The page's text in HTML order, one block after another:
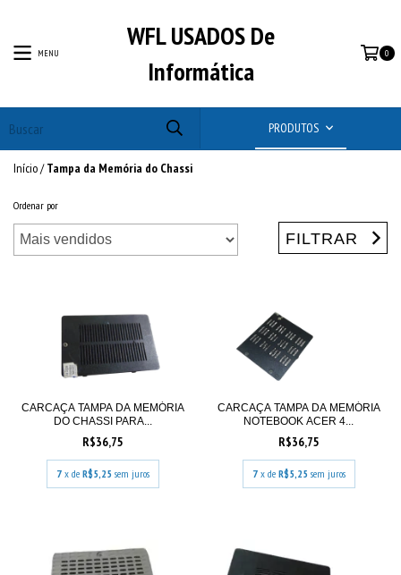
MENU
WFL USADOS De
Informática
0
PRODUTOS
Início/ Tampa da Memória do Chassi
Ordenar por
FILTRAR
CARCAÇA TAMPA DA MEMÓRIA
DO CHASSI PARA...
R$36,75
7 x de R$5,25 sem juros
CARCAÇA TAMPA DA MEMÓRIA
NOTEBOOK ACER 4...
R$36,75
7 x de R$5,25 sem juros